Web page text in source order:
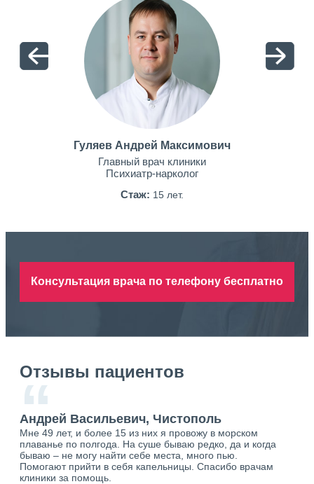
Гуляев Андрей Максимович
Главный врач клиники
Психиатр-нарколог
Стаж: 15 лет.
Консультация врача по телефону бесплатно
Отзывы пациентов
“
Андрей Васильевич, Чистополь
Мне 49 лет, и более 15 из них я провожу в морском
плаванье по полгода. На суше бываю редко, да и когда
бываю – не могу найти себе места, много пью.
Помогают прийти в себя капельницы. Спасибо врачам
клиники за помощь.